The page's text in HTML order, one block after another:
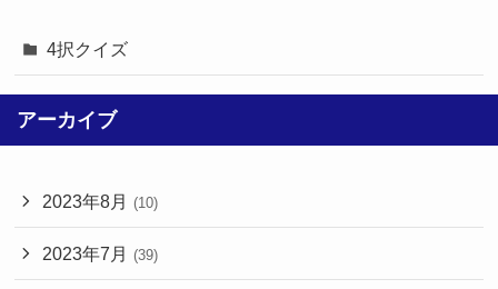
4択クイズ
アーカイブ
2023年8月 (10)
2023年7月 (39)